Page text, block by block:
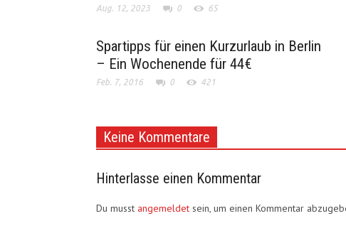
Aug. 12, 2023 0 65
Spartipps für einen Kurzurlaub in Berlin
– Ein Wochenende für 44€
Feb. 7, 2016 0 421
Keine Kommentare
Hinterlasse einen Kommentar
Du musst angemeldet sein, um einen Kommentar